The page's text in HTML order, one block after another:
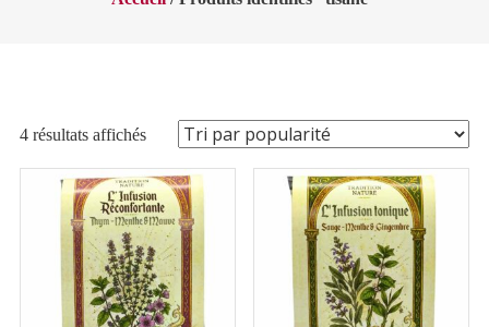
4 résultats affichésTrié
par
popularité